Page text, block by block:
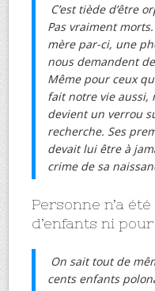
C’est tiède d’être
Pas vraiment
mère par-ci, une
nous demandent
Même pour ceux
fait notre vie aussi,
devient un verrou
recherche. Ses
devait lui être à
crime de sa
Personne n’a
d’enfants ni
On sait tout de
cents enfants